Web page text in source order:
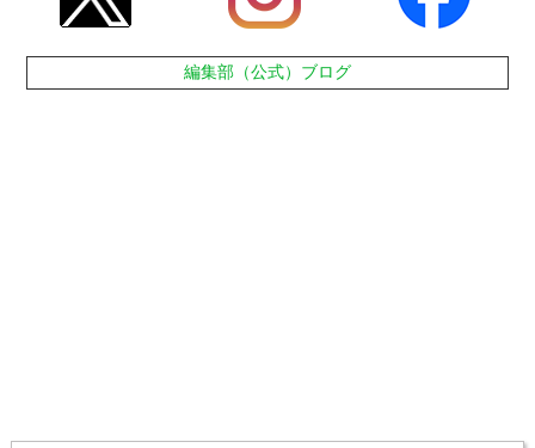
編集部（公式）ブログ